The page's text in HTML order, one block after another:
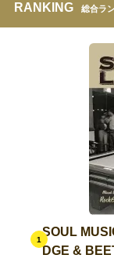
RANKING 総合ラ
1
SOUL
DGE &